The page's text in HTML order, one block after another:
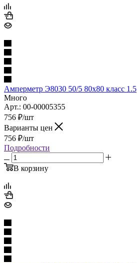
Амперметр Э8030 50/5 80х80 класс 1.5
Много
Арт.: 00-00005355
756 ₽/шт
Варианты цен
756 ₽/шт
Подробности
В корзину